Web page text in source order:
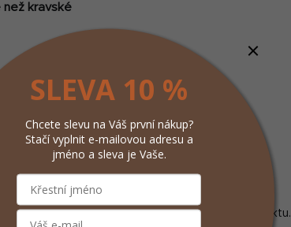
než kravské
český původ a vědecký přístup v jednom produktu.
SLEVA 10 %
Chcete slevu na Váš první nákup?
Stačí vyplnit e-mailovou adresu a
jméno a sleva je Vaše.